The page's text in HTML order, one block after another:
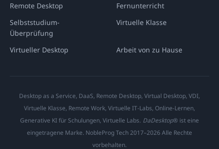
Remote Desktop
Fernunterricht
Selbststudium-
Überprüfung
Virtuelle Klasse
Virtueller Desktop Arbeit von zu Hause
Desktop as a Service, DaaS, Remote Desktop, Virtual Desktop, VDI,
Virtuelle Klasse, Remote Work, Virtuelle IT-Labs, Online-Lernen,
Generative KI für Schulungen, Virtuelle Labs. DaDesktop® ist eine
eingetragene Marke. NobleProg Tech 2017–2026 Alle Rechte
vorbehalten.